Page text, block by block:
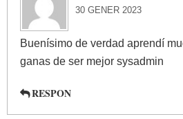
30 GENER 2023
Buenísimo de verdad aprendí
ganas de ser mejor sysadmin
RESPON